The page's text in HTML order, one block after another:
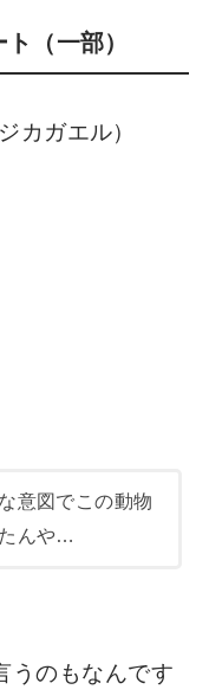
（一部）
カガエル）
意図でこの動物
んや…
うのもなんです